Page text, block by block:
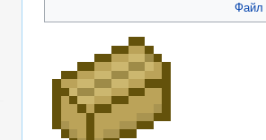
к
к
Файл